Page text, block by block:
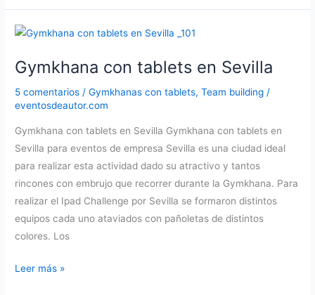
en
Madrid
eventos
Gymkhana con tablets en Sevilla
5 comentarios /Gymkhanas con tablets,Team building /
eventosdeautor.com
Gymkhana con tablets en Sevilla Gymkhana con tablets en
Sevilla para eventos de empresa Sevilla es una ciudad ideal
para realizar esta actividad dado su atractivo y tantos
rincones con embrujo que recorrer durante la Gymkhana. Para
realizar el Ipad Challenge por Sevilla se formaron distintos
equipos cada uno ataviados con pañoletas de distintos
colores. Los
Gymkhana
Leer más »